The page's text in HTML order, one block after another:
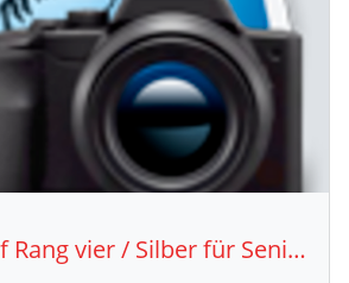
Dohmann auf Rang vier / Silber für Senior Dietsche